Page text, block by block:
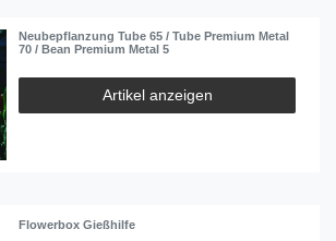
Neubepflanzung Tube 65 / Tube Premium Metal
70 / Bean Premium Metal 5
Artikel anzeigen
Flowerbox Gießhilfe